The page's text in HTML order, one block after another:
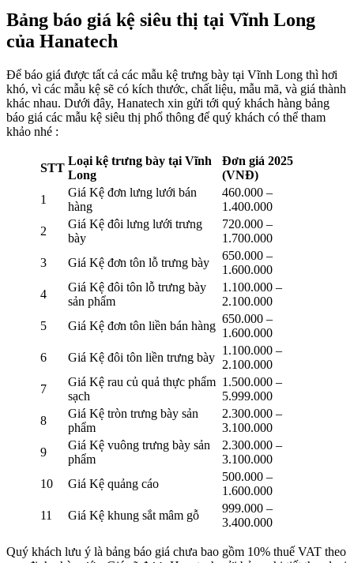
Bảng báo giá kệ siêu thị tại Vĩnh Long
của Hanatech
Để báo giá được tất cả các mẫu kệ trưng bày tại Vĩnh Long thì hơi
khó, vì các mẫu kệ sẽ có kích thước, chất liệu, mẫu mã, và giá thành
khác nhau. Dưới đây, Hanatech xin gửi tới quý khách hàng bảng
báo giá các mẫu kệ siêu thị phổ thông để quý khách có thể tham
khảo nhé :
STT
Loại kệ trưng bày tại Vĩnh
Long
Đơn giá 2025
(VNĐ)
1
Giá Kệ đơn lưng lưới bán
hàng
460.000 –
1.400.000
2
Giá Kệ đôi lưng lưới trưng
bày
720.000 –
1.700.000
3
Giá Kệ đơn tôn lỗ trưng bày
650.000 –
1.600.000
4
Giá Kệ đôi tôn lỗ trưng bày
sản phẩm
1.100.000 –
2.100.000
5
Giá Kệ đơn tôn liền bán hàng
650.000 –
1.600.000
6
Giá Kệ đôi tôn liền trưng bày
1.100.000 –
2.100.000
7
Giá Kệ rau củ quả thực phẩm
sạch
1.500.000 –
5.999.000
8
Giá Kệ tròn trưng bày sản
phẩm
2.300.000 –
3.100.000
9
Giá Kệ vuông trưng bày sản
phẩm
2.300.000 –
3.100.000
10
Giá Kệ quảng cáo
500.000 –
1.600.000
11
Giá Kệ khung sắt mâm gỗ
999.000 –
3.400.000
Quý khách lưu ý là bảng báo giá chưa bao gồm 10% thuế VAT theo